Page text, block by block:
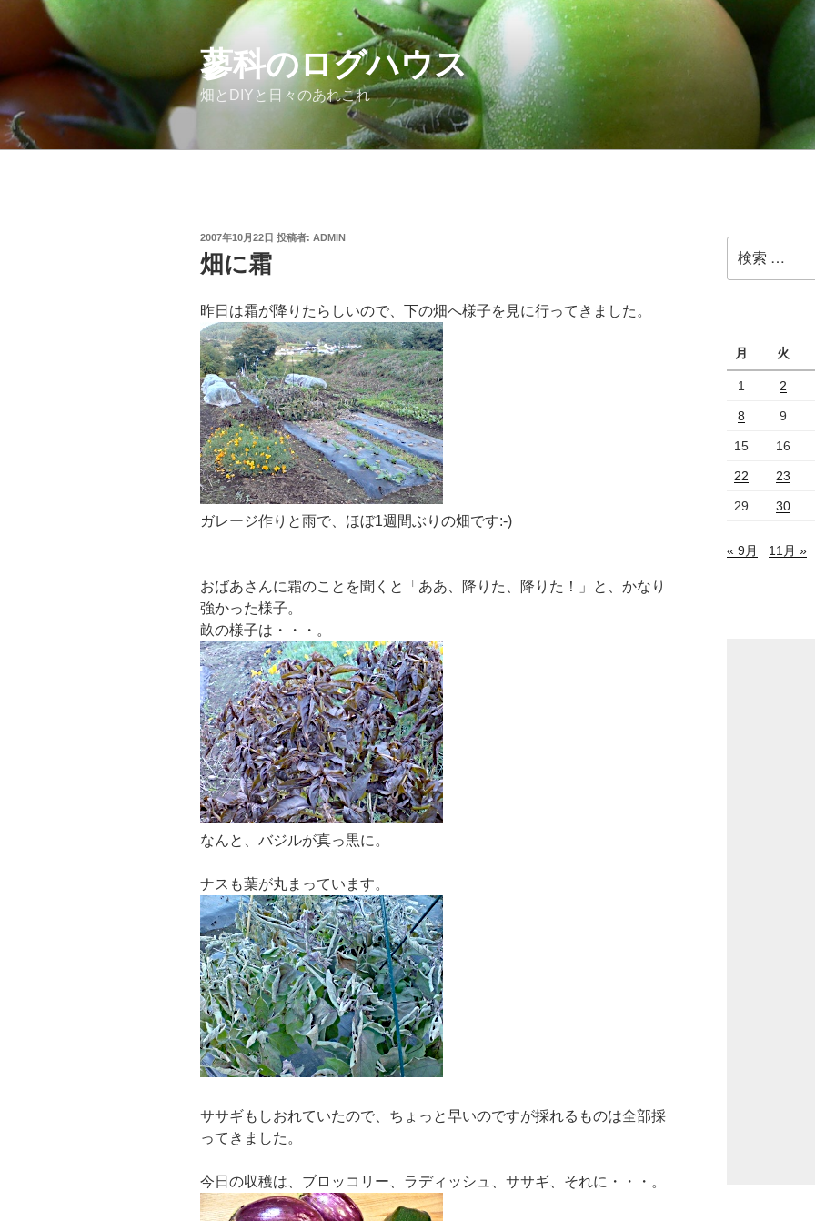
ン
ツ
へ
ス
蓼科のログハウス
畑とDIYと日々のあれこれ
投
稿
日:
2007年10月22日 投稿者: ADMIN
畑に霜
昨日は霜が降りたらしいので、下の畑へ様子を見に行ってきました。
ガレージ作りと雨で、ほぼ1週間ぶりの畑です:-)
おばあさんに霜のことを聞くと「ああ、降りた、降りた！」と、かなり
強かった様子。
畝の様子は・・・。
なんと、バジルが真っ黒に。
ナスも葉が丸まっています。
ササギもしおれていたので、ちょっと早いのですが採れるものは全部採
ってきました。
今日の収穫は、ブロッコリー、ラディッシュ、ササギ、それに・・・。
索:
月 火
1 2
8 9
15 16
22 23
29 30
« 9月 11月 »